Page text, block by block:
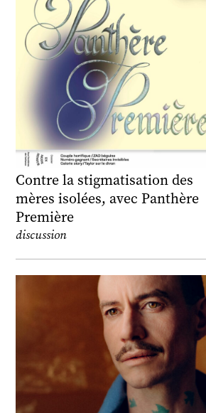
Contre la stigmatisation des
mères isolées, avec Panthère
Première
discussion